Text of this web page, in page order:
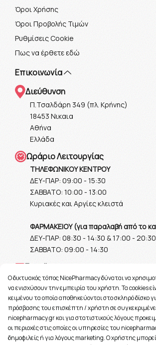
Όροι Χρήσης
Όροι Προβολής Τιμών
Ρυθμίσεις Cookie
Πως να έρθετε εδώ
Επικοινωνία
Διεύθυνση
Π.Τσαλδάρη 349 (πλ. Κρήνης)
18453 Νικαια
Αθήνα
Ελλάδα
Ωράριο Λειτουργίας
ΤΗΛΕΦΩΝΙΚΟΥ ΚΕΝΤΡΟΥ
ΔΕΥ-ΠΑΡ: 09:00 - 15:30
ΣΑΒΒΑΤΟ: 10:00 - 13:00
Κυριακές και Αργίες κλειστά
ΦΑΡΜΑΚΕΙΟΥ (για παραλαβή από το
ΔΕΥ-ΠΑΡ: 08:30 - 14:30 & 17:00 - 20:30
ΣΑΒΒΑΤΟ: 09:00 - 14:30
Ε-mail
info@nicepharmacy.gr
O δικτυακός τόπος NicePharmacy δύναται να
να ενισχύσουν την εμπειρία του χρήστη. Τα cookies
κειμένου τα οποία αποθηκεύονται στο σκληρό δίσκο
πρόσβασης του επισκέπτη / χρήστη σε
nicepharmacy.gr και για στατιστικούς λόγους
οι περιοχές στις οποίες οι υπηρεσίες του
δημοφιλείς ή για λόγους marketing. Ο χρήστης μπορεί